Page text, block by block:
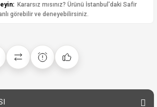
Kararsız mısınız? Ürünü İstanbul'daki Safir
görebilir ve deneyebilirsiniz.